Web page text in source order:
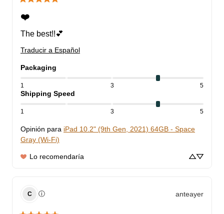
❤️
The best!!💕
Traducir a Español
Packaging
1 3 5
Shipping Speed
1 3 5
Opinión para iPad 10.2" (9th Gen, 2021) 64GB - Space
Gray (Wi-Fi)
Lo recomendaría
C ⓘ anteayer